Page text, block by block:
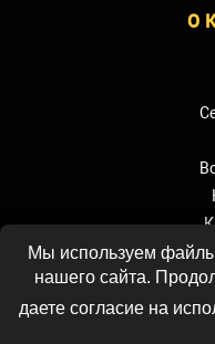
О
Мы используем
нашего сайта.
даете согласие на